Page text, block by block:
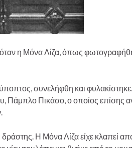
η Μόνα Λίζα, όπως
συνελήφθη και
Πάμπλο Πικάσο, ο οποίος επίσης
Η Μόνα Λίζα είχε κλαπεί